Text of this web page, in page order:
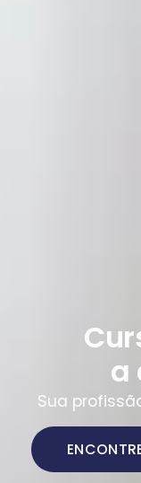
a
Sua